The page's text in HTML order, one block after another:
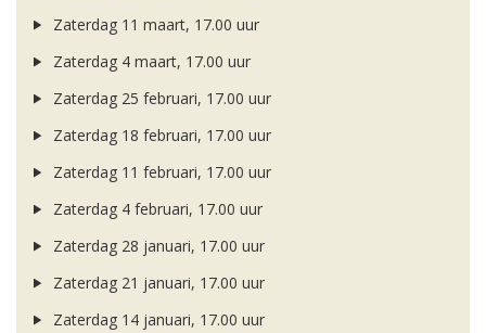
Zaterdag 11 maart, 17.00 uur
Zaterdag 4 maart, 17.00 uur
Zaterdag 25 februari, 17.00 uur
Zaterdag 18 februari, 17.00 uur
Zaterdag 11 februari, 17.00 uur
Zaterdag 4 februari, 17.00 uur
Zaterdag 28 januari, 17.00 uur
Zaterdag 21 januari, 17.00 uur
Zaterdag 14 januari, 17.00 uur